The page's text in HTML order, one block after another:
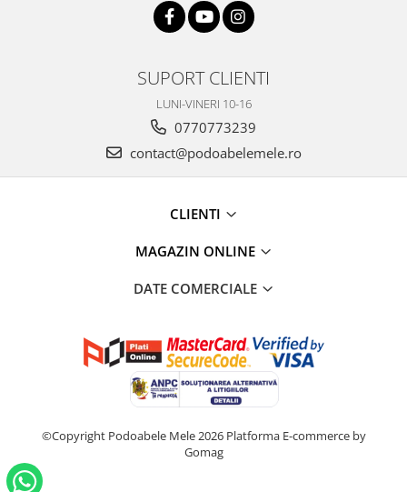
SUPORT CLIENTI
LUNI-VINERI 10-16
0770773239
contact@podoabelemele.ro
CLIENTI
MAGAZIN ONLINE
DATE COMERCIALE
©Copyright Podoabele Mele 2026 Platforma E-commerce by
Gomag